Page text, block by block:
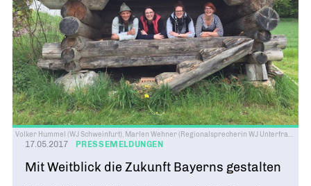
17.05.2017 PRESSEMELDUNGEN
Mit Weitblick die Zukunft Bayerns gestalten